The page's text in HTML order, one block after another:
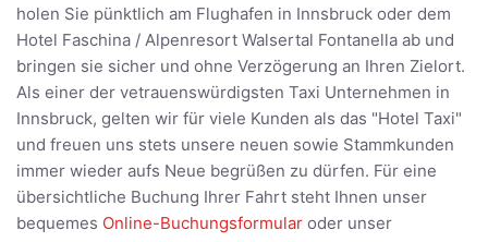
holen Sie pünktlich am Flughafen in Innsbruck oder dem
Hotel Faschina / Alpenresort Walsertal Fontanella ab und
bringen sie sicher und ohne Verzögerung an Ihren Zielort.
Als einer der vetrauenswürdigsten Taxi Unternehmen in
Innsbruck, gelten wir für viele Kunden als das "Hotel Taxi"
und freuen uns stets unsere neuen sowie Stammkunden
immer wieder aufs Neue begrüßen zu dürfen. Für eine
übersichtliche Buchung Ihrer Fahrt steht Ihnen unser
bequemes Online-Buchungsformular oder unser